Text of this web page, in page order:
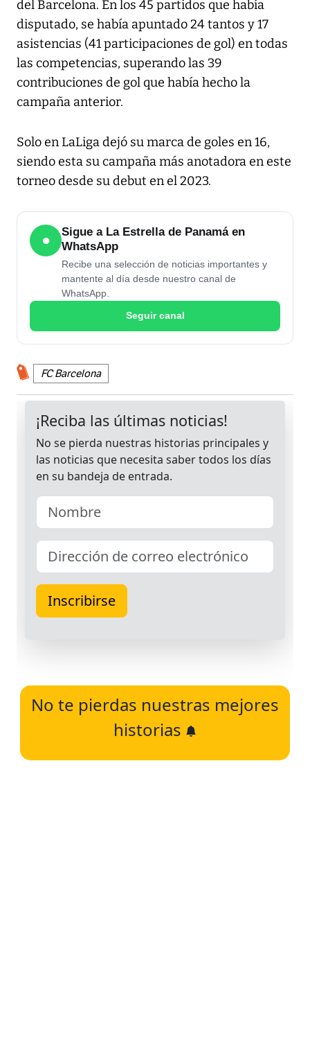
del Barcelona. En los 45 partidos que había
disputado, se había apuntado 24 tantos y 17
asistencias (41 participaciones de gol) en todas
las competencias, superando las 39
contribuciones de gol que había hecho la
campaña anterior.
Solo en LaLiga dejó su marca de goles en 16,
siendo esta su campaña más anotadora en este
torneo desde su debut en el 2023.
●
Sigue a La Estrella de Panamá en
WhatsApp
Recibe una selección de noticias importantes y
mantente al día desde nuestro canal de
WhatsApp.
Seguir canal
FC Barcelona
No te pierdas nuestras mejores
historias